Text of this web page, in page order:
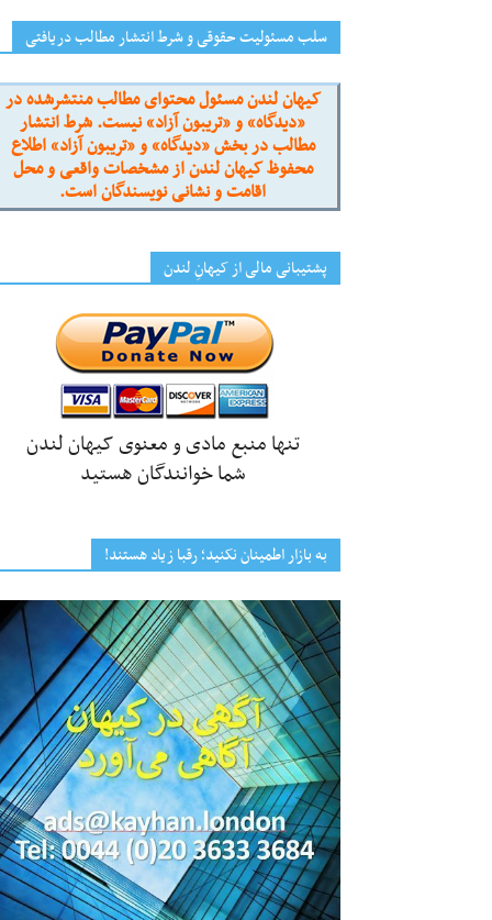
سلب مسئولیت حقوقی و شرط انتشار مطالب دریافتی
کیهان لندن مسئول محتوای مطالب منتشرشده در
«دیدگاه» و «تریبون آزاد» نیست. شرط انتشار
مطالب در بخش «دیدگاه» و «تریبون آزاد» اطلاع
محفوظ کیهان لندن از مشخصات واقعی و محل
اقامت و نشانی نویسندگان است.
پشتیبانی مالی از کیهانِ لندن
تنها منبع مادی و معنوی کیهان لندن
شما خوانندگان هستید
به بازار اطمینان نکنید؛ رقبا زیاد هستند!